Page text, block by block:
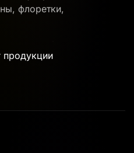
флоретки,
продукции